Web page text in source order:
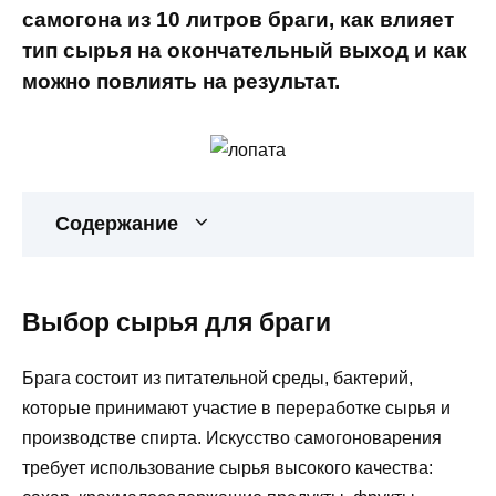
самогона из 10 литров браги, как влияет
тип сырья на окончательный выход и как
можно повлиять на результат.
Содержание
Выбор сырья для браги
Брага состоит из питательной среды, бактерий,
которые принимают участие в переработке сырья и
производстве спирта. Искусство самогоноварения
требует использование сырья высокого качества: